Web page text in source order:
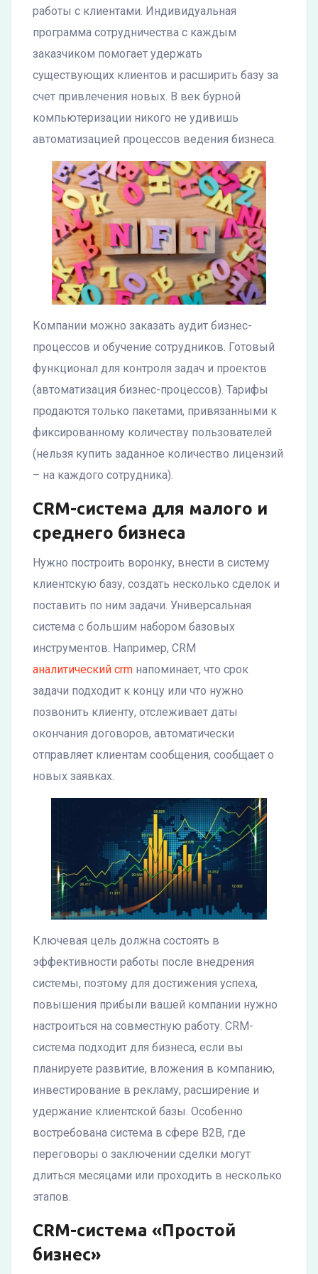
работы с клиентами. Индивидуальная
программа сотрудничества с каждым
заказчиком помогает удержать
существующих клиентов и расширить базу за
счет привлечения новых. В век бурной
компьютеризации никого не удивишь
автоматизацией процессов ведения бизнеса.
Компании можно заказать аудит бизнес-
процессов и обучение сотрудников. Готовый
функционал для контроля задач и проектов
(автоматизация бизнес-процессов). Тарифы
продаются только пакетами, привязанными к
фиксированному количеству пользователей
(нельзя купить заданное количество лицензий
– на каждого сотрудника).
CRM-система для малого и
среднего бизнеса
Нужно построить воронку, внести в систему
клиентскую базу, создать несколько сделок и
поставить по ним задачи. Универсальная
система с большим набором базовых
инструментов. Например, CRM
аналитический crm напоминает, что срок
задачи подходит к концу или что нужно
позвонить клиенту, отслеживает даты
окончания договоров, автоматически
отправляет клиентам сообщения, сообщает о
новых заявках.
Ключевая цель должна состоять в
эффективности работы после внедрения
системы, поэтому для достижения успеха,
повышения прибыли вашей компании нужно
настроиться на совместную работу. CRM-
система подходит для бизнеса, если вы
планируете развитие, вложения в компанию,
инвестирование в рекламу, расширение и
удержание клиентской базы. Особенно
востребована система в сфере B2B, где
переговоры о заключении сделки могут
длиться месяцами или проходить в несколько
этапов.
CRM-система «Простой
бизнес»